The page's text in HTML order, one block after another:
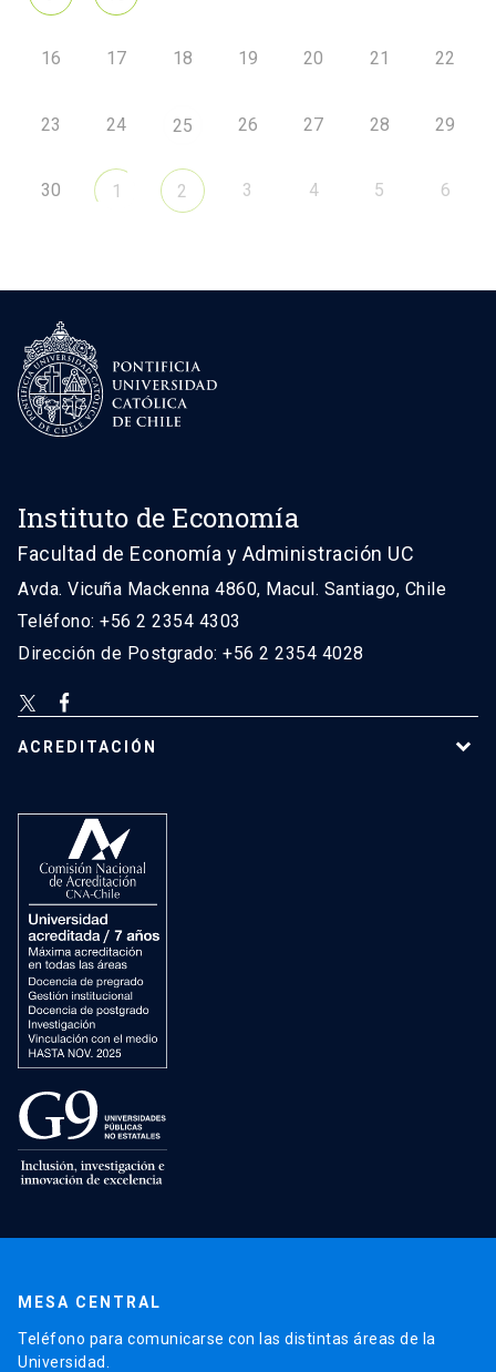
16 17 18 19 20 21 22
23 24 25 26 27 28 29
30 1 2 3 4 5 6
Instituto de Economía
Facultad de Economía y Administración UC
Avda. Vicuña Mackenna 4860, Macul. Santiago, Chile
Teléfono: +56 2 2354 4303
Dirección de Postgrado: +56 2 2354 4028
ACREDITACIÓN
MESA CENTRAL
Teléfono para comunicarse con las distintas áreas de la
Universidad.